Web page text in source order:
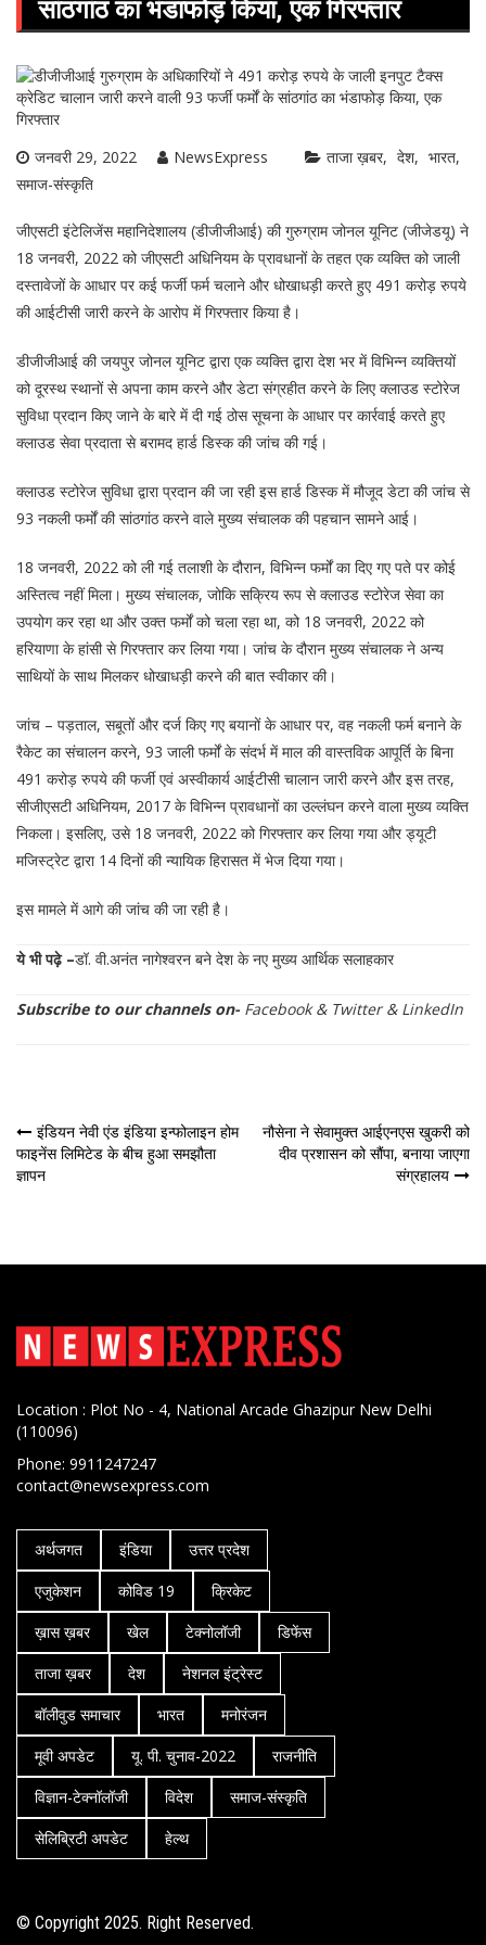
सांठगांठ का भंडाफोड़ किया, एक गिरफ्तार
जनवरी 29, 2022 NewsExpress ताजा ख़बर देश
भारत
समाज-संस्कृति
जीएसटी इंटेलिजेंस महानिदेशालय (डीजीजीआई) की गुरुग्राम जोनल यूनिट (जीजेडयू) ने
18 जनवरी, 2022 को जीएसटी अधिनियम के प्रावधानों के तहत एक व्यक्ति को जाली
दस्तावेजों के आधार पर कई फर्जी फर्म चलाने और धोखाधड़ी करते हुए 491 करोड़ रुपये
की आईटीसी जारी करने के आरोप में गिरफ्तार किया है।
डीजीजीआई की जयपुर जोनल यूनिट द्वारा एक व्यक्ति द्वारा देश भर में विभिन्न व्यक्तियों
को दूरस्थ स्थानों से अपना काम करने और डेटा संग्रहीत करने के लिए क्लाउड स्टोरेज
सुविधा प्रदान किए जाने के बारे में दी गई ठोस सूचना के आधार पर कार्रवाई करते हुए
क्लाउड सेवा प्रदाता से बरामद हार्ड डिस्क की जांच की गई।
क्लाउड स्टोरेज सुविधा द्वारा प्रदान की जा रही इस हार्ड डिस्क में मौजूद डेटा की जांच से
93 नकली फर्मों की सांठगांठ करने वाले मुख्य संचालक की पहचान सामने आई।
18 जनवरी, 2022 को ली गई तलाशी के दौरान, विभिन्न फर्मों का दिए गए पते पर कोई
अस्तित्व नहीं मिला। मुख्य संचालक, जोकि सक्रिय रूप से क्लाउड स्टोरेज सेवा का
उपयोग कर रहा था और उक्त फर्मों को चला रहा था, को 18 जनवरी, 2022 को
हरियाणा के हांसी से गिरफ्तार कर लिया गया। जांच के दौरान मुख्य संचालक ने अन्य
साथियों के साथ मिलकर धोखाधड़ी करने की बात स्वीकार की।
जांच – पड़ताल, सबूतों और दर्ज किए गए बयानों के आधार पर, वह नकली फर्म बनाने के
रैकेट का संचालन करने, 93 जाली फर्मों के संदर्भ में माल की वास्तविक आपूर्ति के बिना
491 करोड़ रुपये की फर्जी एवं अस्वीकार्य आईटीसी चालान जारी करने और इस तरह,
सीजीएसटी अधिनियम, 2017 के विभिन्न प्रावधानों का उल्लंघन करने वाला मुख्य व्यक्ति
निकला। इसलिए, उसे 18 जनवरी, 2022 को गिरफ्तार कर लिया गया और ड्यूटी
मजिस्ट्रेट द्वारा 14 दिनों की न्यायिक हिरासत में भेज दिया गया।
इस मामले में आगे की जांच की जा रही है।
ये भी पढ़े –डॉ. वी.अनंत नागेश्वरन बने देश के नए मुख्य आर्थिक सलाहकार
Subscribe to our channels on- Facebook& Twitter& LinkedIn
पोस्ट
नेविगेशन
इंडियन नेवी एंड इंडिया इन्फोलाइन होम
फाइनेंस लिमिटेड के बीच हुआ समझौता
ज्ञापन
नौसेना ने सेवामुक्त आईएनएस खुकरी को
दीव प्रशासन को सौंपा, बनाया जाएगा
संग्रहालय
Location : Plot No - 4, National Arcade Ghazipur New Delhi
(110096)
Phone: 9911247247
contact@newsexpress.com
अर्थजगत इंडिया
उत्तर प्रदेश
एजुकेशन
कोविड 19
क्रिकेट
ख़ास ख़बर
खेल टेक्नोलॉजी
डिफेंस
ताजा ख़बर
देश
नेशनल इंट्रेस्ट
बॉलीवुड समाचार
भारत
मनोरंजन
मूवी अपडेट
यू. पी. चुनाव-2022
राजनीति
विज्ञान-टेक्नॉलॉजी
विदेश
समाज-संस्कृति
सेलिब्रिटी अपडेट
हेल्थ
© Copyright 2025. Right Reserved.